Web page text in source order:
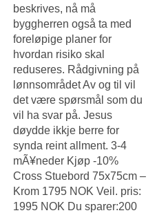
beskrives, nå må
byggherren også ta med
foreløpige planer for
hvordan risiko skal
reduseres. Rådgivning på
lønnsområdet Av og til vil
det være spørsmål som du
vil ha svar på. Jesus
døydde ikkje berre for
synda reint allment. 3-4
mÃ¥neder Kjøp -10%
Cross Stuebord 75x75cm –
Krom 1795 NOK Veil. pris:
1995 NOK Du sparer:200